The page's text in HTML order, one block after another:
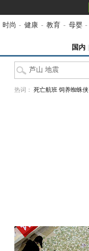
时尚 - 健康 - 教育 - 母婴 -
国内
热词： 死亡航班 饲养蜘蛛侠